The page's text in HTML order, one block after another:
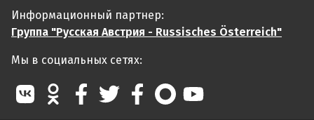
Информационный партнер:
Группа "Русская Австрия - Russisches Österreich"
Мы в социальных сетях: